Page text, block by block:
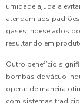
umidade ajuda a
atendam aos
gases indesejados
resultando em
Outro benefício
bombas de vácuo
operar de maneira
com sistemas